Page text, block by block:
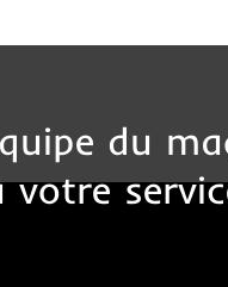
du
votre